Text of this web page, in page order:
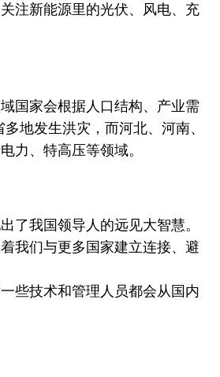
注新能源里的光伏、风电、充
国家会根据人口结构、产业需
地发生洪灾，而河北、河南、
力、特高压等领域。
了我国领导人的远见大智慧。
我们与更多国家建立连接、避
些技术和管理人员都会从国内